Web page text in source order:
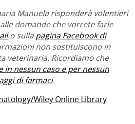
Manuela risponderà volentieri
domande che vorrete farle
o sulla pagina Facebook di
non sostituiscono in
veterinaria. Ricordiamo che
in nessun caso e per nessun
di farmaci.
Wiley Online Library